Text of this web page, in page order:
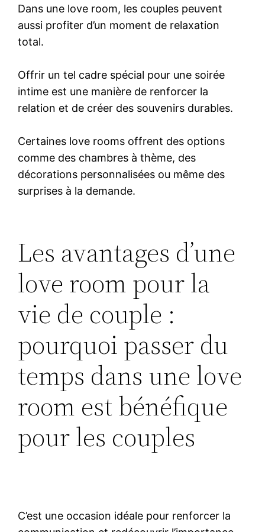
Dans une love room, les couples peuvent
aussi profiter d’un moment de relaxation
total.
Offrir un tel cadre spécial pour une soirée
intime est une manière de renforcer la
relation et de créer des souvenirs durables.
Certaines love rooms offrent des options
comme des chambres à thème, des
décorations personnalisées ou même des
surprises à la demande.
Les avantages d’une
love room pour la
vie de couple :
pourquoi passer du
temps dans une love
room est bénéfique
pour les couples
C’est une occasion idéale pour renforcer la